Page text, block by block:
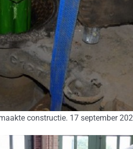
constructie. 17 september